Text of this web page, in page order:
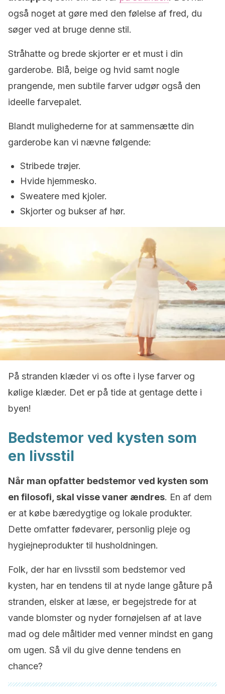
også noget at gøre med den følelse af fred, du
søger ved at bruge denne stil.
Stråhatte og brede skjorter er et must i din
garderobe. Blå, beige og hvid samt nogle
prangende, men subtile farver udgør også den
ideelle farvepalet.
Blandt mulighederne for at sammensætte din
garderobe kan vi nævne følgende:
Stribede trøjer.
Hvide hjemmesko.
Sweatere med kjoler.
Skjorter og bukser af hør.
På stranden klæder vi os ofte i lyse farver og
kølige klæder. Det er på tide at gentage dette i
byen!
Bedstemor ved kysten som
en livsstil
Når man opfatter bedstemor ved kysten som
en filosofi, skal visse vaner ændres. En af dem
er at købe bæredygtige og lokale produkter.
Dette omfatter fødevarer, personlig pleje og
hygiejneprodukter til husholdningen.
Folk, der har en livsstil som bedstemor ved
kysten, har en tendens til at nyde lange gåture på
stranden, elsker at læse, er begejstrede for at
vande blomster og nyder fornøjelsen af at lave
mad og dele måltider med venner mindst en gang
om ugen. Så vil du give denne tendens en
chance?